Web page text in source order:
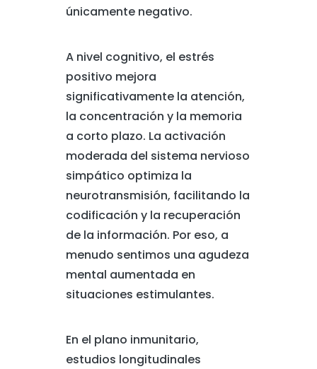
únicamente negativo.
A nivel cognitivo, el estrés
positivo mejora
significativamente la atención,
la concentración y la memoria
a corto plazo. La activación
moderada del sistema nervioso
simpático optimiza la
neurotransmisión, facilitando la
codificación y la recuperación
de la información. Por eso, a
menudo sentimos una agudeza
mental aumentada en
situaciones estimulantes.
En el plano inmunitario,
estudios longitudinales